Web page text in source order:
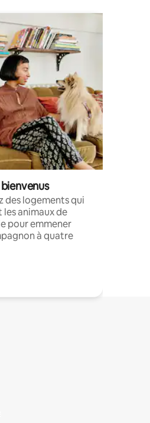
des logements qui
animaux de
pour emmener
à quatre